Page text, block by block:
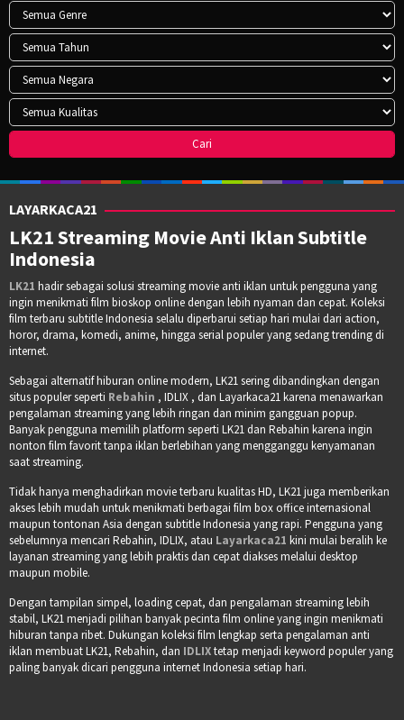
LAYARKACA21
LK21 Streaming Movie Anti Iklan Subtitle
Indonesia
LK21 hadir sebagai solusi streaming movie anti iklan untuk pengguna yang
ingin menikmati film bioskop online dengan lebih nyaman dan cepat. Koleksi
film terbaru subtitle Indonesia selalu diperbarui setiap hari mulai dari action,
horor, drama, komedi, anime, hingga serial populer yang sedang trending di
internet.
Sebagai alternatif hiburan online modern, LK21 sering dibandingkan dengan
situs populer seperti Rebahin , IDLIX , dan Layarkaca21 karena menawarkan
pengalaman streaming yang lebih ringan dan minim gangguan popup.
Banyak pengguna memilih platform seperti LK21 dan Rebahin karena ingin
nonton film favorit tanpa iklan berlebihan yang mengganggu kenyamanan
saat streaming.
Tidak hanya menghadirkan movie terbaru kualitas HD, LK21 juga memberikan
akses lebih mudah untuk menikmati berbagai film box office internasional
maupun tontonan Asia dengan subtitle Indonesia yang rapi. Pengguna yang
sebelumnya mencari Rebahin, IDLIX, atau Layarkaca21 kini mulai beralih ke
layanan streaming yang lebih praktis dan cepat diakses melalui desktop
maupun mobile.
Dengan tampilan simpel, loading cepat, dan pengalaman streaming lebih
stabil, LK21 menjadi pilihan banyak pecinta film online yang ingin menikmati
hiburan tanpa ribet. Dukungan koleksi film lengkap serta pengalaman anti
iklan membuat LK21, Rebahin, dan IDLIXtetap menjadi keyword populer yang
paling banyak dicari pengguna internet Indonesia setiap hari.